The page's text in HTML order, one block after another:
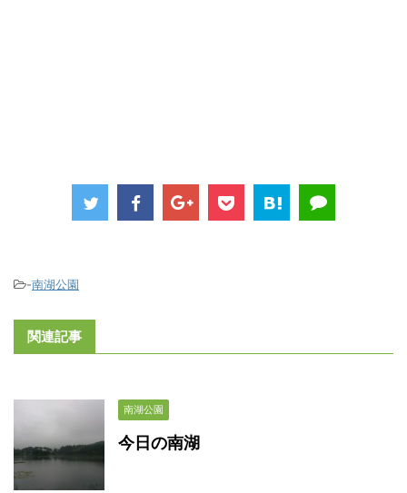
-南湖公園
関連記事
南湖公園
今日の南湖